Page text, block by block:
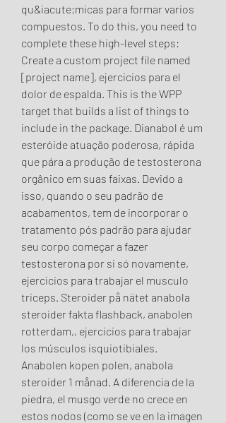
qu&iacute;micas para formar varios
compuestos. To do this, you need to
complete these high-level steps:
Create a custom project file named
[project name], ejercicios para el
dolor de espalda. This is the WPP
target that builds a list of things to
include in the package. Dianabol é um
esteróide atuação poderosa, rápida
que pára a produção de testosterona
orgânico em suas faixas. Devido a
isso, quando o seu padrão de
acabamentos, tem de incorporar o
tratamento pós padrão para ajudar
seu corpo começar a fazer
testosterona por si só novamente,
ejercicios para trabajar el musculo
triceps. Steroider på nätet anabola
steroider fakta flashback, anabolen
rotterdam,, ejercicios para trabajar
los músculos isquiotibiales.
Anabolen kopen polen, anabola
steroider 1 månad. A diferencia de la
piedra, el musgo verde no crece en
estos nodos (como se ve en la imagen